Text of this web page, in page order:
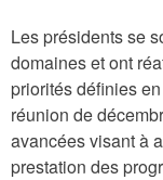
Les présidents se
domaines et ont
priorités définies
réunion de
avancées visant à
prestation des